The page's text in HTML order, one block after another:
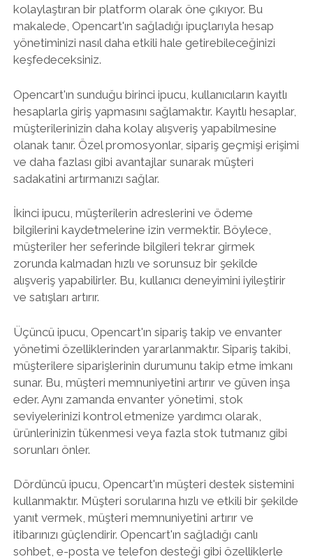
kolaylaştıran bir platform olarak öne çıkıyor. Bu
makalede, Opencart'ın sağladığı ipuçlarıyla hesap
yönetiminizi nasıl daha etkili hale getirebileceğinizi
keşfedeceksiniz.
Opencart'ın sunduğu birinci ipucu, kullanıcıların kayıtlı
hesaplarla giriş yapmasını sağlamaktır. Kayıtlı hesaplar,
müşterilerinizin daha kolay alışveriş yapabilmesine
olanak tanır. Özel promosyonlar, sipariş geçmişi erişimi
ve daha fazlası gibi avantajlar sunarak müşteri
sadakatini artırmanızı sağlar.
İkinci ipucu, müşterilerin adreslerini ve ödeme
bilgilerini kaydetmelerine izin vermektir. Böylece,
müşteriler her seferinde bilgileri tekrar girmek
zorunda kalmadan hızlı ve sorunsuz bir şekilde
alışveriş yapabilirler. Bu, kullanıcı deneyimini iyileştirir
ve satışları artırır.
Üçüncü ipucu, Opencart'ın sipariş takip ve envanter
yönetimi özelliklerinden yararlanmaktır. Sipariş takibi,
müşterilere siparişlerinin durumunu takip etme imkanı
sunar. Bu, müşteri memnuniyetini artırır ve güven inşa
eder. Aynı zamanda envanter yönetimi, stok
seviyelerinizi kontrol etmenize yardımcı olarak,
ürünlerinizin tükenmesi veya fazla stok tutmanız gibi
sorunları önler.
Dördüncü ipucu, Opencart'ın müşteri destek sistemini
kullanmaktır. Müşteri sorularına hızlı ve etkili bir şekilde
yanıt vermek, müşteri memnuniyetini artırır ve
itibarınızı güçlendirir. Opencart'ın sağladığı canlı
sohbet, e-posta ve telefon desteği gibi özelliklerle